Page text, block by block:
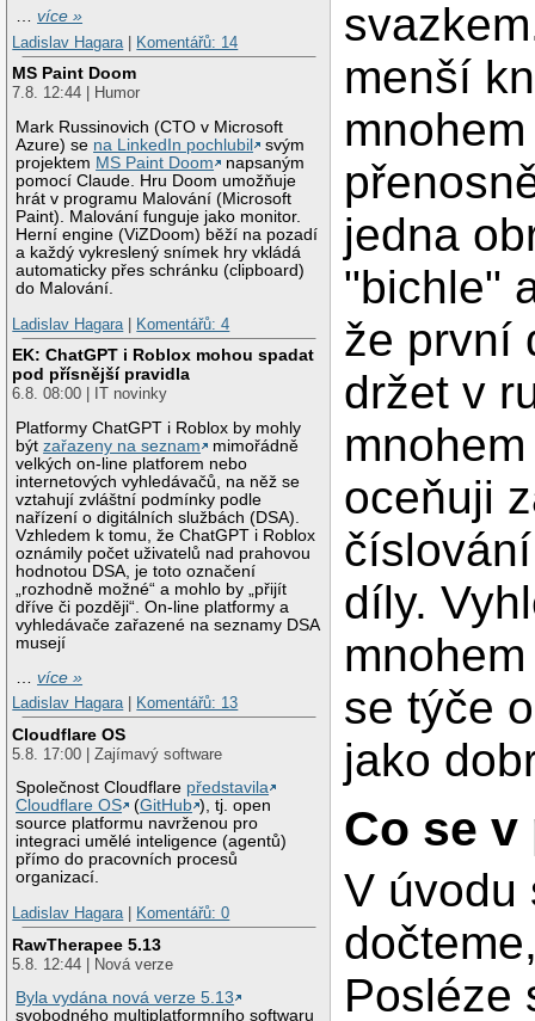
…více »
Ladislav Hagara
Komentářů: 14
MS Paint Doom
7.8. 12:44 | Humor
Mark Russinovich (CTO v Microsoft
Azure) se na LinkedIn pochlubil
svým
projektem MS Paint Doom
napsaným
pomocí Claude. Hru Doom umožňuje
hrát v programu Malování (Microsoft
Paint). Malování funguje jako monitor.
Herní engine (ViZDoom) běží na pozadí
a každý vykreslený snímek hry vkládá
automaticky přes schránku (clipboard)
do Malování.
Ladislav Hagara | Komentářů: 4
EK: ChatGPT i Roblox mohou spadat
pod přísnější pravidla
6.8. 08:00 | IT novinky
Platformy ChatGPT i Roblox by mohly
býtzařazeny na seznam
mimořádně
velkých on-line platforem nebo
internetových vyhledávačů, na něž se
vztahují zvláštní podmínky podle
nařízení o digitálních službách (DSA).
Vzhledem k tomu, že ChatGPT i Roblox
oznámily počet uživatelů nad prahovou
hodnotou DSA, je toto označení
„rozhodně možné“ a mohlo by „přijít
dříve či později“. On-line platformy a
vyhledávače zařazené na seznamy DSA
musejí
…více »
Ladislav Hagara| Komentářů: 13
Cloudflare OS
5.8. 17:00 | Zajímavý software
Společnost Cloudflare představila
Cloudflare OS
(GitHub ), tj. open
source platformu navrženou pro
integraci umělé inteligence (agentů)
přímo do pracovních procesů
organizací.
Ladislav Hagara| Komentářů: 0
RawTherapee 5.13
5.8. 12:44 | Nová verze
Byla vydána nová verze 5.13
svobodného multiplatformního softwaru
menší
mnohem
jedna
"bichle"
že první
držet v
oceňuji
díly.
se týče
jako
Co se
V úvodu
Posléze